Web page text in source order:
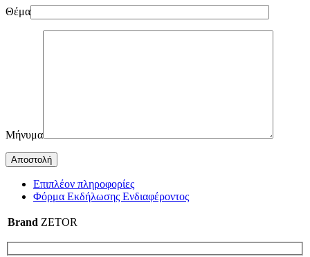
Θέμα
Μήνυμα
Επιπλέον πληροφορίες
Φόρμα Εκδήλωσης Ενδιαφέροντος
Brand ZETOR